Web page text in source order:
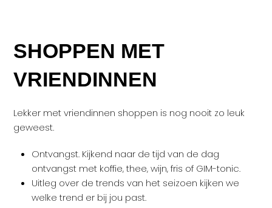
SHOPPEN MET
VRIENDINNEN
Lekker met vriendinnen shoppen is nog nooit zo leuk
geweest.
Ontvangst. Kijkend naar de tijd van de dag
ontvangst met koffie, thee, wijn, fris of GIM-tonic.
Uitleg over de trends van het seizoen kijken we
welke trend er bij jou past.